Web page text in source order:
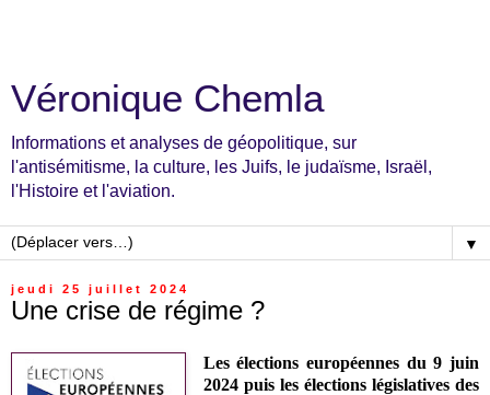
Véronique Chemla
Informations et analyses de géopolitique, sur
l'antisémitisme, la culture, les Juifs, le judaïsme, Israël,
l'Histoire et l'aviation.
▼
jeudi 25 juillet 2024
Une crise de régime ?
Les élections européennes du 9 juin
2024 puis les élections législatives des